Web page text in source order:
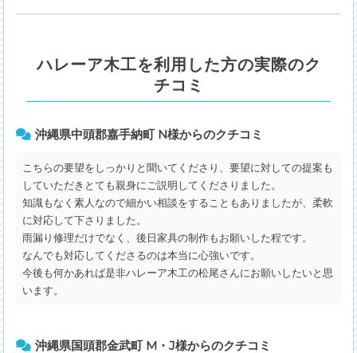
ハレーア木工を利用した方の実際のク
チコミ
沖縄県中頭郡嘉手納町 N様からのクチコミ
こちらの要望をしっかりと聞いてくださり、要望に対しての提案も
していただきとても親身にご説明してくださりました。
知識もなく素人なので細かい相談をすることもありましたが、柔軟
に対応して下さりました。
雨漏り修理だけでなく、後日家具の制作もお願いした程です。
なんでも対応してくださるのは本当に心強いです。
今後も何かあれば是非ハレーア木工の松尾さんにお願いしたいと思
います。
沖縄県国頭郡金武町 M・J様からのクチコミ